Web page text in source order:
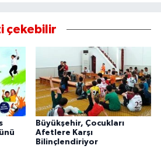
çekebilir
Büyükşehir, Çocukları
Afetlere Karşı
Bilinçlendiriyor